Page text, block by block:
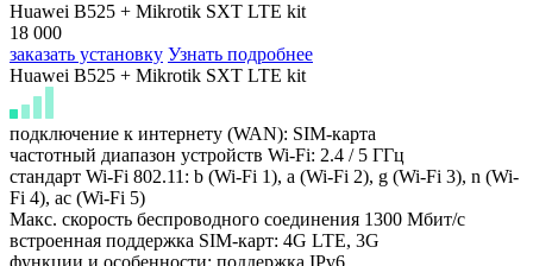
Huawei B525 + Mikrotik SXT LTE kit
18 000
заказать установку Узнать подробнее
Huawei B525 + Mikrotik SXT LTE kit
подключение к интернету (WAN): SIM-карта
частотный диапазон устройств Wi-Fi: 2.4 / 5 ГГц
стандарт Wi-Fi 802.11: b (Wi-Fi 1), a (Wi-Fi 2), g (Wi-Fi 3), n (Wi-
Fi 4), ac (Wi-Fi 5)
Макс. скорость беспроводного соединения 1300 Мбит/с
встроенная поддержка SIM-карт: 4G LTE, 3G